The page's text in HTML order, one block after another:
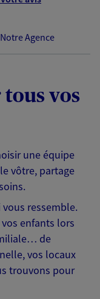
Notre Agence
tous vos
une équipe
vôtre, partage
ressemble.
enfants lors
de
vos locaux
trouvons pour